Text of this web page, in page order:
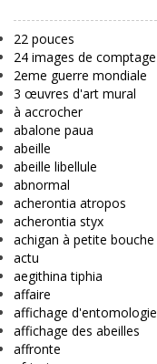
22 pouces
24 images de comptage
2eme guerre mondiale
3 œuvres d'art mural
à accrocher
abalone paua
abeille
abeille libellule
abnormal
acherontia atropos
acherontia styx
achigan à petite bouche
actu
aegithina tiphia
affaire
affichage d'entomologie
affichage des abeilles
affronte